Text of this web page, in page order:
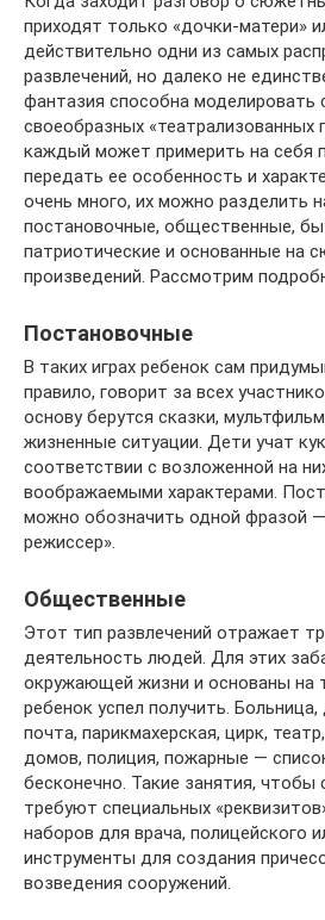
приходят только «дочки-матери»
действительно одни из самых
развлечений, но далеко не
фантазия способна моделировать
своеобразных «театрализованных
каждый может примерить на себя
передать ее особенность и
очень много, их можно разделить
постановочные, общественные,
патриотические и основанные на
произведений. Рассмотрим
Постановочные
В таких играх ребенок сам
правило, говорит за всех
основу берутся сказки,
жизненные ситуации. Дети учат
соответствии с возложенной на
воображаемыми характерами.
можно обозначить одной фразой
режиссер».
Общественные
Этот тип развлечений отражает
деятельность людей. Для этих
окружающей жизни и основаны на
ребенок успел получить.
почта, парикмахерская, цирк,
домов, полиция, пожарные —
бесконечно. Такие занятия, чтобы
требуют специальных
наборов для врача, полицейского
инструменты для создания
возведения сооружений.